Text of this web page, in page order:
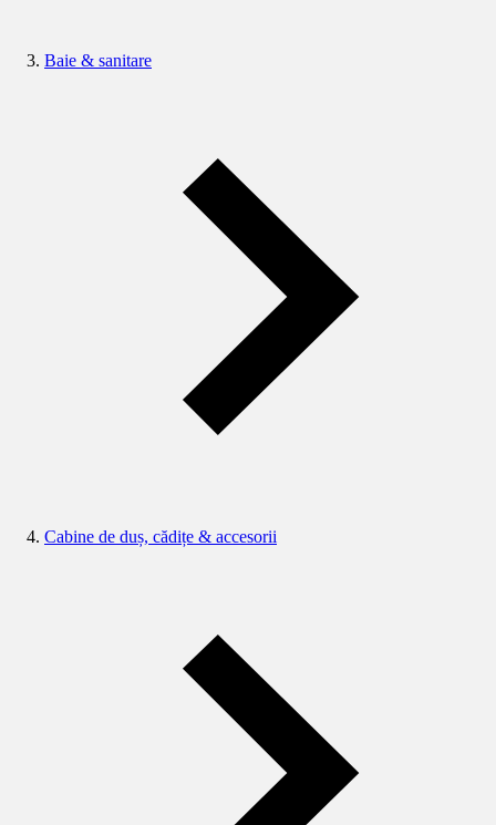
Baie & sanitare
Cabine de duș, cădițe & accesorii